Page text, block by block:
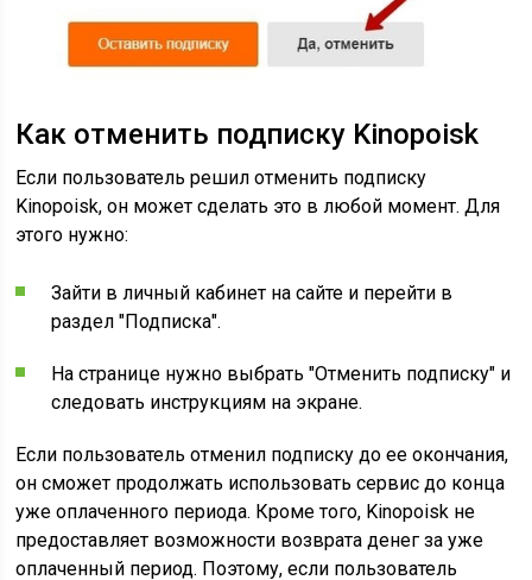
Как отменить подписку Kinopoisk
Если пользователь решил отменить подписку
Kinopoisk, он может сделать это в любой момент. Для
этого нужно:
Зайти в личный кабинет на сайте и перейти в
раздел "Подписка".
На странице нужно выбрать "Отменить подписку" и
следовать инструкциям на экране.
Если пользователь отменил подписку до ее окончания,
он сможет продолжать использовать сервис до конца
уже оплаченного периода. Кроме того, Kinopoisk не
предоставляет возможности возврата денег за уже
оплаченный период. Поэтому, если пользователь